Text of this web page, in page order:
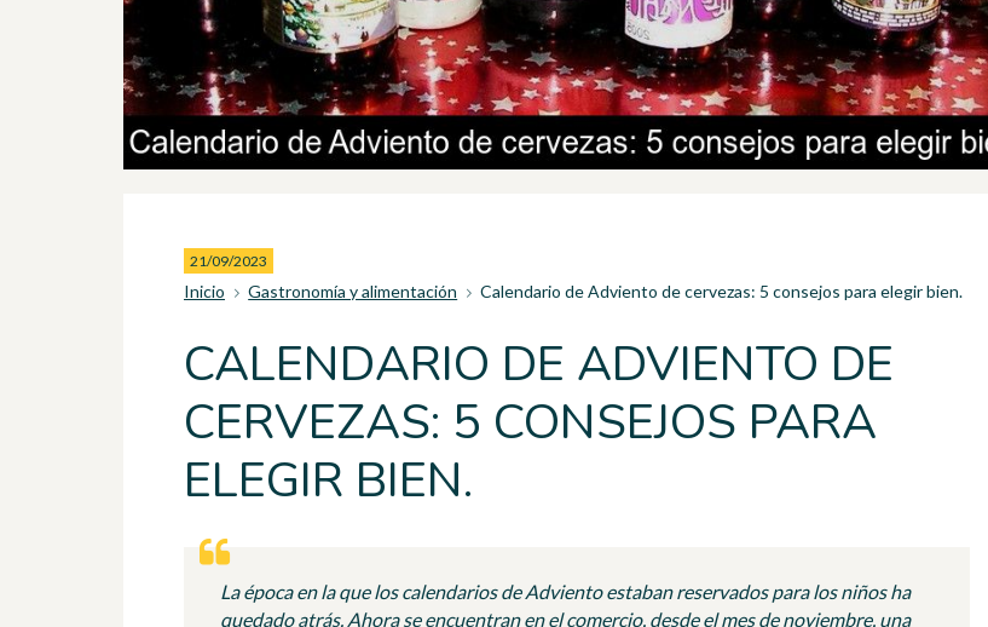
21/09/2023
Inicio Gastronomía y alimentación Calendario de Adviento de cervezas: 5 consejos para elegir bien.
CALENDARIO DE ADVIENTO DE
CERVEZAS: 5 CONSEJOS PARA
ELEGIR BIEN.
La época en la que los calendarios de Adviento estaban reservados para los niños ha
quedado atrás. Ahora se encuentran en el comercio, desde el mes de noviembre, una